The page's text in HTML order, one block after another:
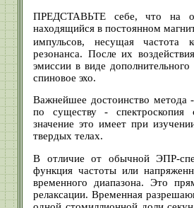
ПРЕДСТАВЬТЕ себе, что на
находящийся в постоянном
импульсов, несущая частота
резонанса. После их
эмиссии в виде
спиновое эхо.
Важнейшее достоинство
по существу - спектроскопия
значение это имеет при
твердых телах.
В отличие от обычной ЭПР-
функция частоты или
временного диапазона. Это
релаксации. Временная